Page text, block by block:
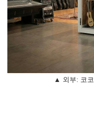
▲ 외부: 코